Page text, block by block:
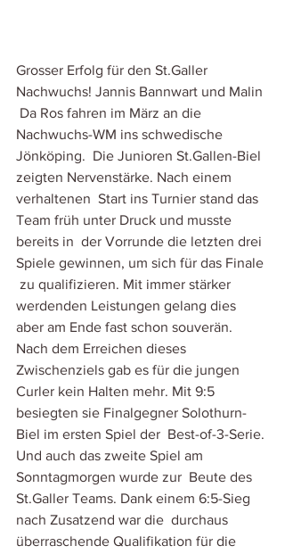
Grosser Erfolg für den St.Galler
Nachwuchs! Jannis Bannwart und Malin
Da Ros fahren im März an die
Nachwuchs-WM ins schwedische
Jönköping.  Die Junioren St.Gallen-Biel
zeigten Nervenstärke. Nach einem
verhaltenen  Start ins Turnier stand das
Team früh unter Druck und musste
bereits in  der Vorrunde die letzten drei
Spiele gewinnen, um sich für das Finale
zu qualifizieren. Mit immer stärker
werdenden Leistungen gelang dies
aber am Ende fast schon souverän.
Nach dem Erreichen dieses
Zwischenziels gab es für die jungen
Curler kein Halten mehr. Mit 9:5
besiegten sie Finalgegner Solothurn-
Biel im ersten Spiel der  Best-of-3-Serie.
Und auch das zweite Spiel am
Sonntagmorgen wurde zur  Beute des
St.Galler Teams. Dank einem 6:5-Sieg
nach Zusatzend war die  durchaus
überraschende Qualifikation für die